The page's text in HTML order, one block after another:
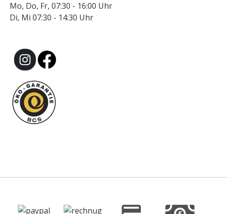
Mo, Do, Fr, 07:30 - 16:00 Uhr
Di, Mi 07:30 - 14:30 Uhr